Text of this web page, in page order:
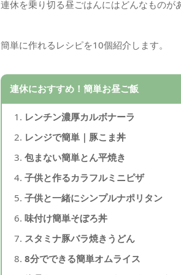
連休を乗り切る昼ごはんにはどんなものが
簡単に作れるレシピを10個紹介します。
連休におすすめ！簡単お昼ご飯
レンチン濃厚カルボナーラ
レンジで簡単｜豚こま丼
包まない簡単とん平焼き
子供と作るカラフルミニピザ
子供と一緒にシンプルナポリタン
味付け簡単そぼろ丼
スタミナ豚バラ焼きうどん
8分でできる簡単オムライス